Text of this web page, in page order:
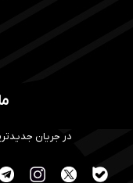
در جریان